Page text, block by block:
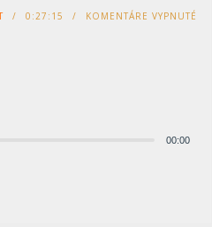
0:27:15 KOMENTÁRE VYPNUTÉ
00:00